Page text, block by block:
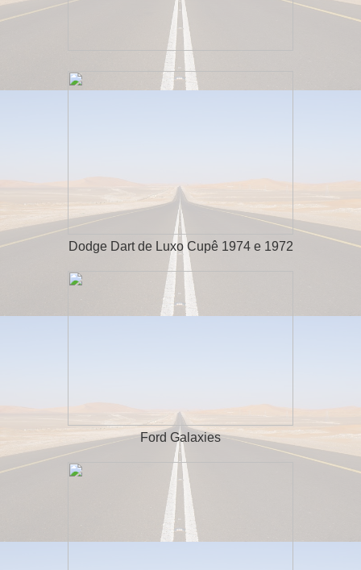
Dodge Dart de Luxo Cupê 1974 e 1972
Ford Galaxies